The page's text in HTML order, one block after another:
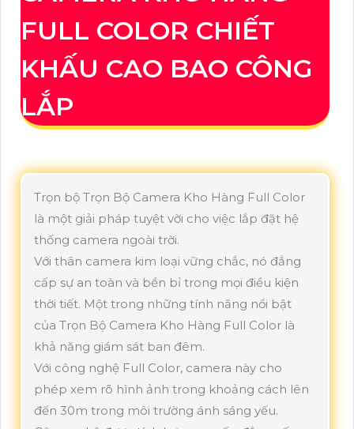
FULL COLOR CHIẾT
KHẤU CAO BAO CÔNG
LẮP
Trọn bộ Trọn Bộ Camera Kho Hàng Full Color
là một giải pháp tuyệt vời cho việc lắp đặt hệ
thống camera ngoài trời.
Với thân camera kim loại vững chắc, nó đẳng
cấp sự an toàn và bền bỉ trong mọi điều kiện
thời tiết. Một trong những tính năng nổi bật
của Trọn Bộ Camera Kho Hàng Full Color là
khả năng giám sát ban đêm.
Với công nghệ Full Color, camera này cho
phép xem rõ hình ảnh trong khoảng cách lên
đến 30m trong môi trường ánh sáng yếu.